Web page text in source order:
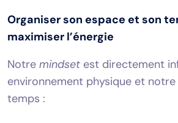
Organiser son espace et son
maximiser l’énergie
Notre mindset est directement
environnement physique et
temps :